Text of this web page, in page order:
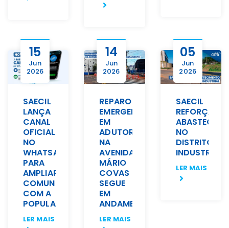
15
Jun
2026
SAECIL
LANÇA
CANAL
OFICIAL
NO
WHATSAPP
PARA
AMPLIAR
COMUNICAÇÃO
COM A
POPULAÇÃO
LER MAIS
14
Jun
2026
REPARO
EMERGENCIAL
EM
ADUTORA
NA
AVENIDA
MÁRIO
COVAS
SEGUE
EM
ANDAMENTO
LER MAIS
05
Jun
2026
SAECIL
REFORÇA
NO
DISTRITO
INDUSTRIAL
LER MAIS